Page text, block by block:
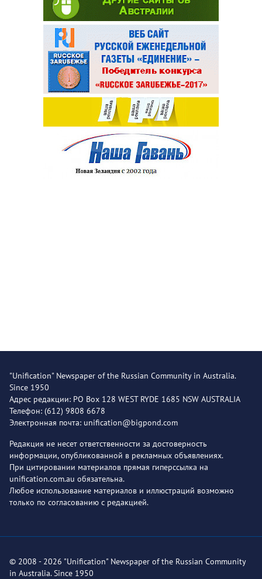
"Unification" Newspaper of the Russian Community in Australia.
Since 1950
Адрес редакции: PO Box 128 WEST RYDE 1685 NSW AUSTRALIA
Телефон: (612) 9808 6678
Электронная почта: unification@bigpond.com
Редакция не несет ответственности за достоверность
информации, опубликованной в рекламных объявлениях.
При цитировании материалов прямая гиперссылка на
unification.com.au обязательна.
Любое использование материалов и иллюстраций возможно
только по согласованию с редакцией.
© 2008 - 2026 "Unification" Newspaper of the Russian Community
in Australia. Since 1950